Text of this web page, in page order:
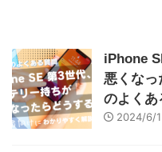
iPhone
悪くなっ
のよくあ
2024/6/1